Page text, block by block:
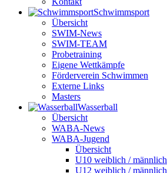
Schwimm­sport
Übersicht
SWIM-News
SWIM-TEAM
Probe­training
Eigene Wettkämpfe
Förderverein Schwimmen
Externe Links
Masters
Wasser­ball
Übersicht
WABA-News
WABA-Jugend
Übersicht
U10 weiblich / männlich
U12 weiblich / männlich